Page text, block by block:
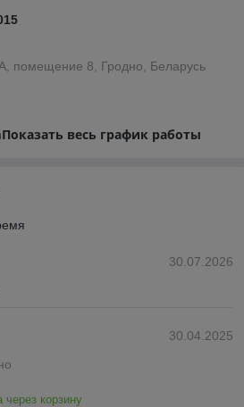
помещение 8, Гродно, Беларусь
Показать весь график работы
30.07.2026
30.04.2025
корзину